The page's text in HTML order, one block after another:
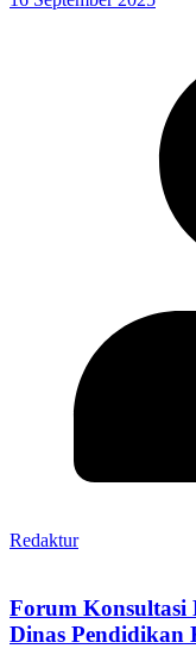
Redaktur
Forum Konsultasi
Dinas Pendidikan